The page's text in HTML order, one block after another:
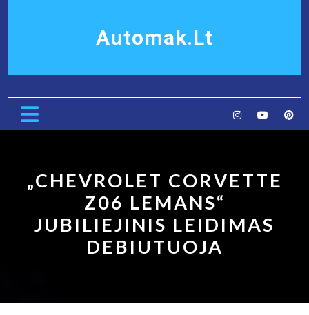
Automak.lt
Open
„CHEVROLET CORVETTE
Z06 LEMANS“
JUBILIEJINIS LEIDIMAS
DEBIUTUOJA